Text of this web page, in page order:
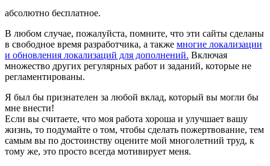
абсолютно бесплатное.
В любом случае, пожалуйста, помните, что эти сайты сделаны
в свободное время разработчика, а также многие локализации
и обновления локализаций для дополнений. Включая
множество других регулярных работ и заданий, которые не
регламентированы.
Я был бы признателен за любой вклад, который вы могли бы
мне внести!
Если вы считаете, что моя работа хороша и улучшает вашу
жизнь, то подумайте о том, чтобы сделать пожертвование, тем
самым вы по достоинству оцените мой многолетний труд, к
тому же, это просто всегда мотивирует меня.